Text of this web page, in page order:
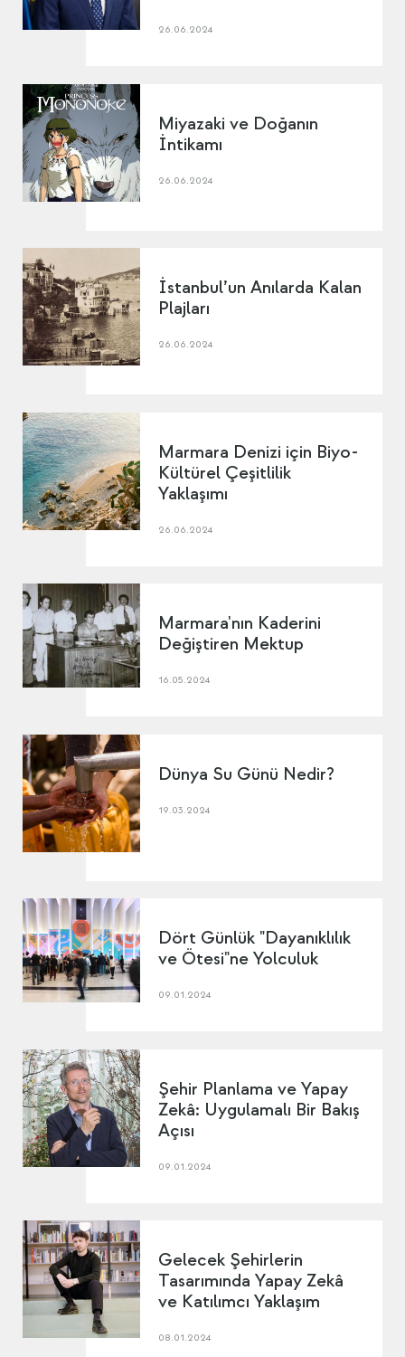
26.06.2024
Miyazaki ve Doğanın
İntikamı
26.06.2024
İstanbul’un Anılarda Kalan
Plajları
26.06.2024
Marmara Denizi için Biyo-
Kültürel Çeşitlilik
Yaklaşımı
26.06.2024
Marmara'nın Kaderini
Değiştiren Mektup
16.05.2024
Dünya Su Günü Nedir?
19.03.2024
Dört Günlük "Dayanıklılık
ve Ötesi"ne Yolculuk
09.01.2024
Şehir Planlama ve Yapay
Zekâ: Uygulamalı Bir Bakış
Açısı
09.01.2024
Gelecek Şehirlerin
Tasarımında Yapay Zekâ
ve Katılımcı Yaklaşım
08.01.2024